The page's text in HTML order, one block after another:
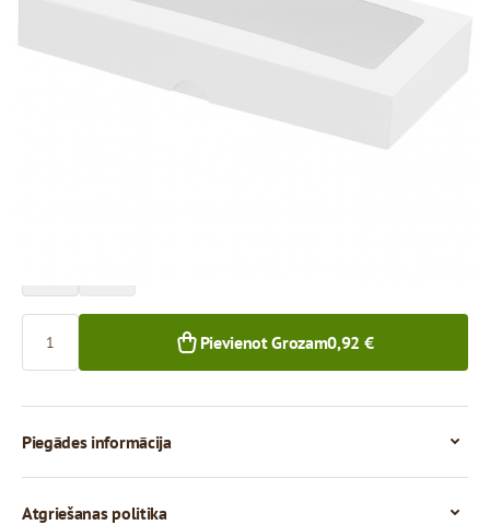
320 g/m2
Prece ir pieejama saņemšanai pakomātā.
Pievienot Grozam0,92 €
Piegādes informācija
Atgriešanas politika